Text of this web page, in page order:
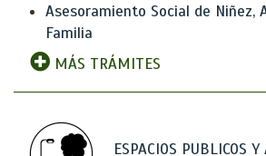
Asesoramiento Social de Niñez,
Familia
MÁS TRÁMITES
ESPACIOS PUBLICOS